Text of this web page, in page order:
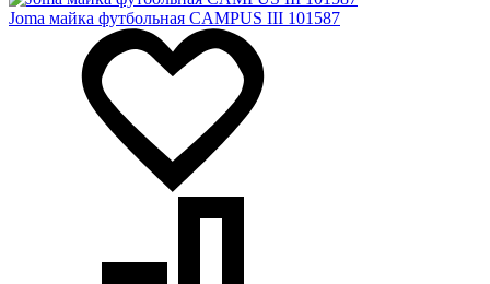
Joma майка футбольная CAMPUS III 101587